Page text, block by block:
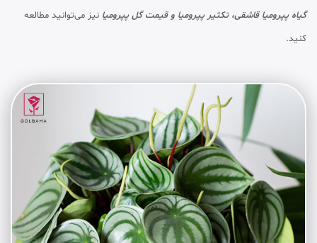
گیاه پپرومیا قاشقی، تکثیر پپرومیا و قیمت گل پپرومیا نیز می‌توانید مطالعه
کنید.